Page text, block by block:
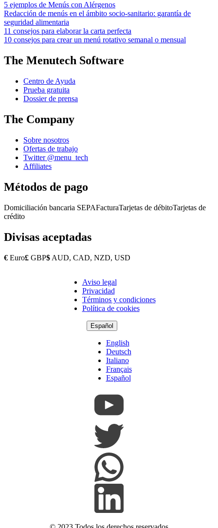
5 ejemplos de Menús con Alérgenos
Redacción de menús en el ámbito socio-sanitario: garantía de
seguridad alimentaria
11 consejos para elaborar la carta perfecta
10 consejos para crear un menú rotativo semanal o mensual
The Menutech Software
Centro de Ayuda
Prueba gratuita
Dossier de prensa
The Company
Sobre nosotros
Ofertas de trabajo
Twitter @menu_tech
Affiliates
Métodos de pago
Domiciliación bancaria SEPAFacturaTarjetas de débitoTarjetas de
crédito
Divisas aceptadas
€ Euro£ GBP$ AUD, CAD, NZD, USD
Copyright
Footer
Aviso legal
Privacidad
Términos y condiciones
Política de cookies
Español
English
Deutsch
Italiano
Français
Español